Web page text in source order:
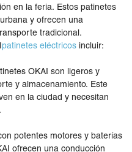
en la feria. Estos patinetes
y ofrecen una
tradicional.
patinetes eléctricos incluir:
OKAI son ligeros y
y almacenamiento. Este
en la ciudad y necesitan
potentes motores y baterías
ofrecen una conducción